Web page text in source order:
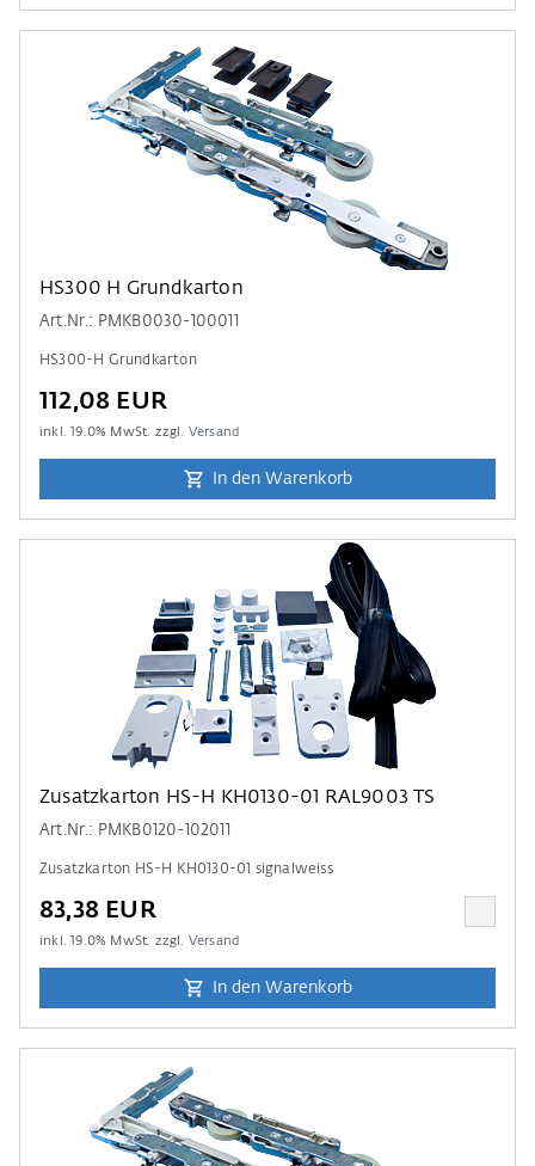
HS300 H Grundkarton
Art.Nr.: PMKB0030-100011
HS300-H Grundkarton
112,08 EUR
inkl.19.0% MwSt. zzgl. Versand
In den Warenkorb
Zusatzkarton HS-H KH0130-01 RAL9003 TS
Art.Nr.: PMKB0120-102011
Zusatzkarton HS-H KH0130-01 signalweiss
83,38 EUR
inkl.19.0% MwSt. zzgl. Versand
In den Warenkorb